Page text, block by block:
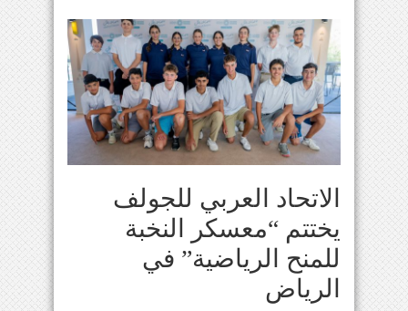
الاتحاد العربي للجولف
يختتم “معسكر النخبة
للمنح الرياضية” في
الرياض